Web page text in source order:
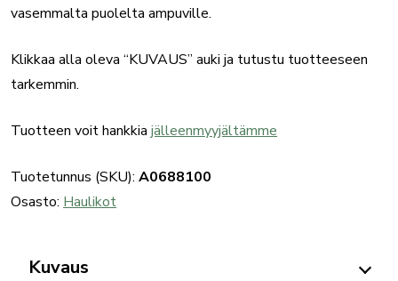
vasemmalta puolelta ampuville.
Klikkaa alla oleva “KUVAUS” auki ja tutustu tuotteeseen
tarkemmin.
Tuotteen voit hankkia jälleenmyyjältämme
Tuotetunnus (SKU): A0688100
Osasto: Haulikot
Kuvaus